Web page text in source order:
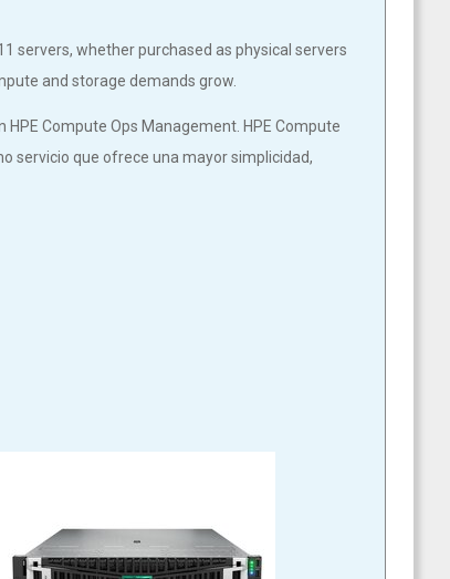
servers, whether purchased as physical servers
and storage demands grow.
Compute Ops Management. HPE Compute
servicio que ofrece una mayor simplicidad,